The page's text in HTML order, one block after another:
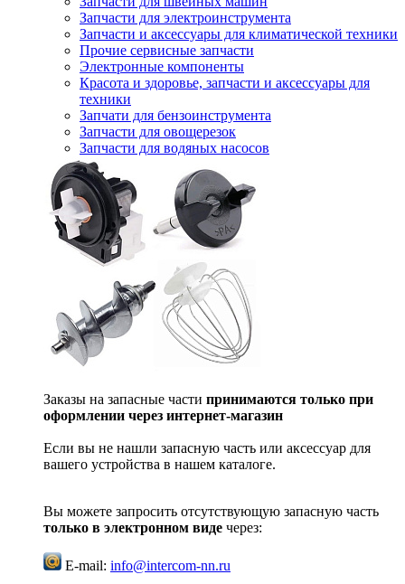
Запчасти для электроинструмента
Запчасти и аксессуары для климатической техники
Прочие сервисные запчасти
Электронные компоненты
Красота и здоровье, запчасти и аксессуары для
техники
Запчати для бензоинструмента
Запчасти для овощерезок
Запчасти для водяных насосов
Заказы на запасные части принимаются только при
оформлении через интернет-магазин
Если вы не нашли запасную часть или аксессуар для
вашего устройства в нашем каталоге.
Вы можете запросить отсутствующую запасную часть
только в электронном виде через:
E-mail: info@intercom-nn.ru